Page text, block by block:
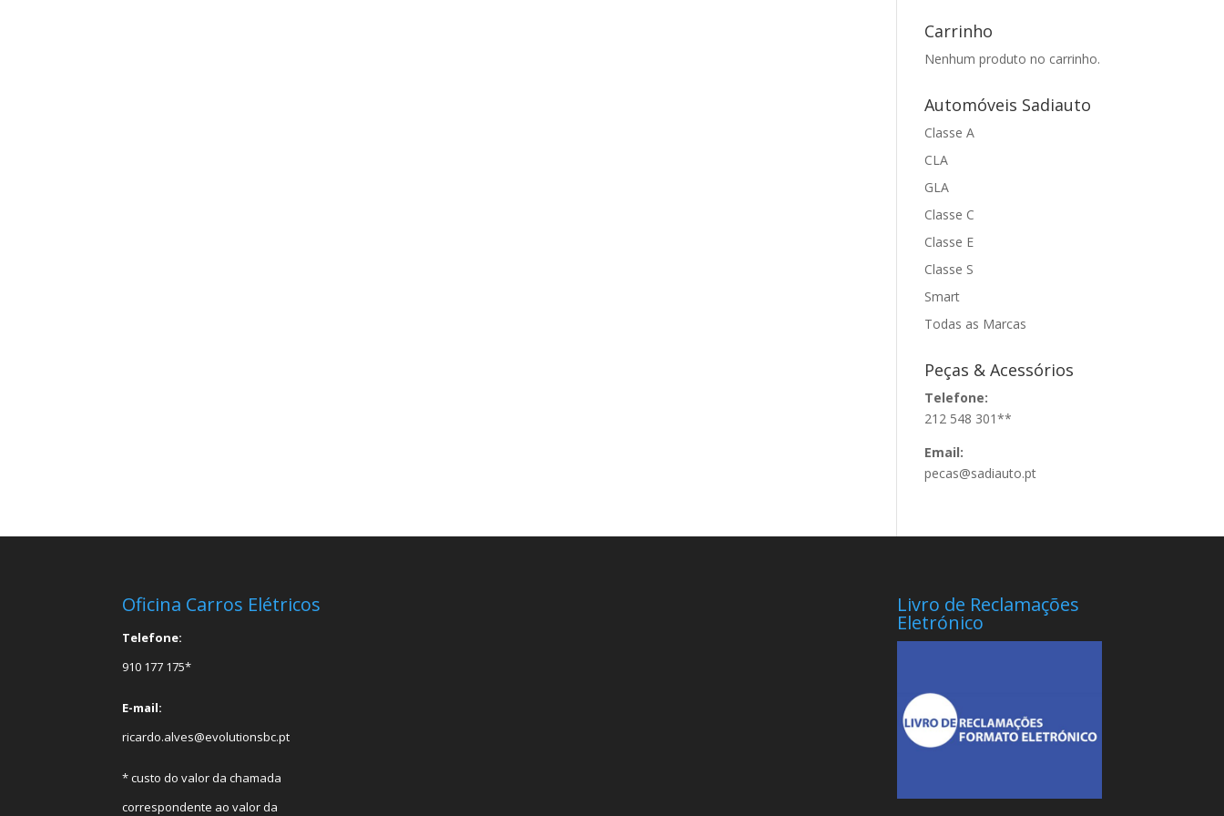
Carrinho
Nenhum produto no carrinho.
Automóveis Sadiauto
Classe A
CLA
GLA
Classe C
Classe E
Classe S
Smart
Todas as Marcas
Peças & Acessórios
Telefone:
212 548 301**
Email:
pecas@sadiauto.pt
Oficina Carros Elétricos
Telefone:
910 177 175*
E-mail:
ricardo.alves@evolutionsbc.pt
* custo do valor da chamada
correspondente ao valor da
Livro de Reclamações
Eletrónico